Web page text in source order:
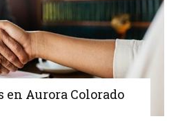
en Aurora Colorado